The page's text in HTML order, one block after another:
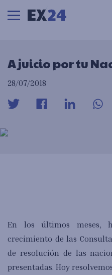
Ha ocurrido un error en la
A juicio por tu
28/07/2018
En los últimos meses,
crecimiento de las
de resolución de las
presentadas. Hoy